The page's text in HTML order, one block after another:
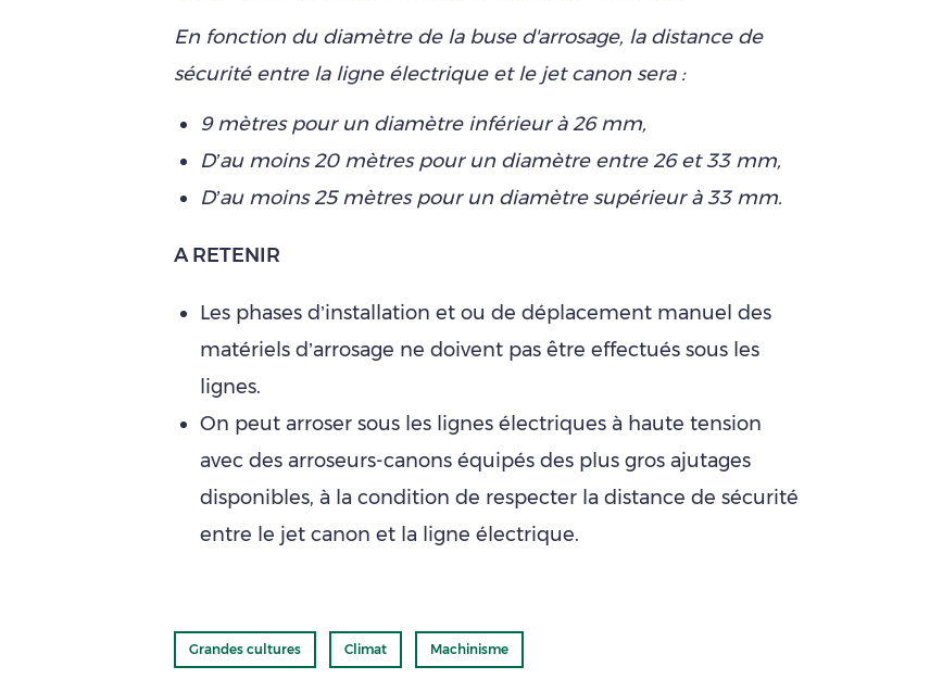
En fonction du diamètre de la buse d'arrosage, la distance de
sécurité entre la ligne électrique et le jet canon sera :
9 mètres pour un diamètre inférieur à 26 mm,
D’au moins 20 mètres pour un diamètre entre 26 et 33 mm,
D’au moins 25 mètres pour un diamètre supérieur à 33 mm.
A RETENIR
Les phases d’installation et ou de déplacement manuel des
matériels d’arrosage ne doivent pas être effectués sous les
lignes.
On peut arroser sous les lignes électriques à haute tension
avec des arroseurs-canons équipés des plus gros ajutages
disponibles, à la condition de respecter la distance de sécurité
entre le jet canon et la ligne électrique.
Grandes cultures Climat Machinisme